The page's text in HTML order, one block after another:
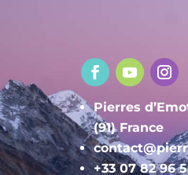
Pierres
(91)France
+33 07 82 96